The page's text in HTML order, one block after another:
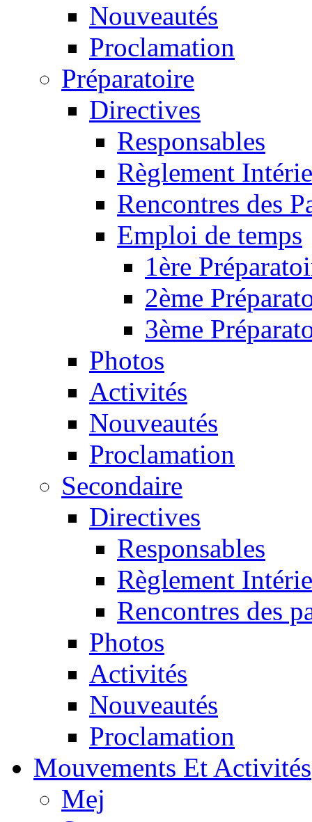
Nouveautés
Proclamation
Préparatoire
Directives
Responsables
Règlement
Rencontres des
Emploi de temps
1ère
2ème
3ème
Photos
Activités
Nouveautés
Proclamation
Secondaire
Directives
Responsables
Règlement
Rencontres des
Photos
Activités
Nouveautés
Proclamation
Mouvements Et Activités
Mej